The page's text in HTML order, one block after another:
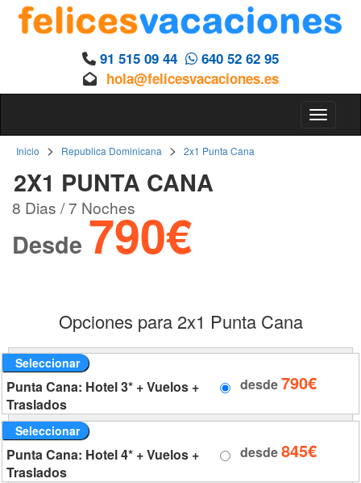
91 515 09 44
640 52 62 95
hola@felicesvacaciones.es
Inicio > Republica Dominicana > 2x1 Punta Cana
2X1 PUNTA CANA
8 Dias / 7 Noches
Desde 790€
Opciones para 2x1 Punta Cana
Seleccionar
Punta Cana: Hotel 3* + Vuelos +
Traslados
desde790€
Seleccionar
Punta Cana: Hotel 4* + Vuelos +
Traslados
desde845€